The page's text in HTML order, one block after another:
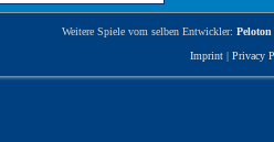
Weitere Spiele vom selben Entwickler:
Imprint | Privacy